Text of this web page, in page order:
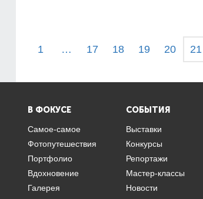
1 … 17 18 19 20 21
В ФОКУСЕ
Самое-самое
Фотопутешествия
Портфолио
Вдохновение
Галерея
СОБЫТИЯ
Выставки
Конкурсы
Репортажи
Мастер-классы
Новости